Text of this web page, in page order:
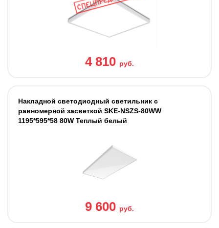
4 810 руб.
Накладной светодиодный светильник с
равномерной засветкой SKE-NSZS-80WW
1195*595*58 80W Теплый белый
9 600 руб.